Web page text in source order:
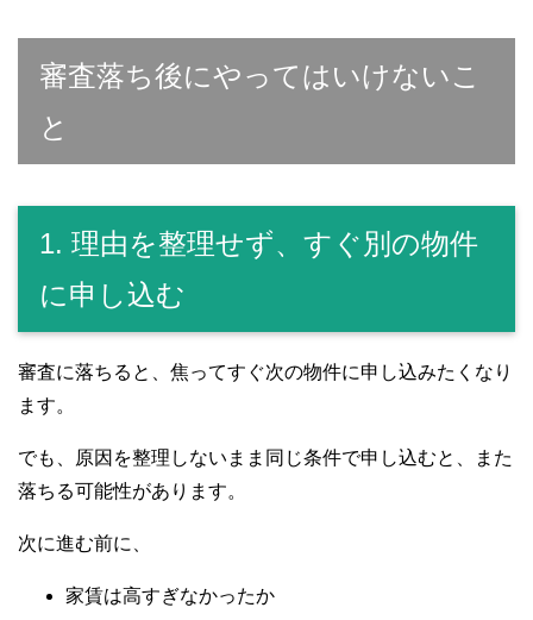
審査落ち後にやってはいけないこ
と
1. 理由を整理せず、すぐ別の物件
に申し込む
審査に落ちると、焦ってすぐ次の物件に申し込みたくなり
ます。
でも、原因を整理しないまま同じ条件で申し込むと、また
落ちる可能性があります。
次に進む前に、
家賃は高すぎなかったか